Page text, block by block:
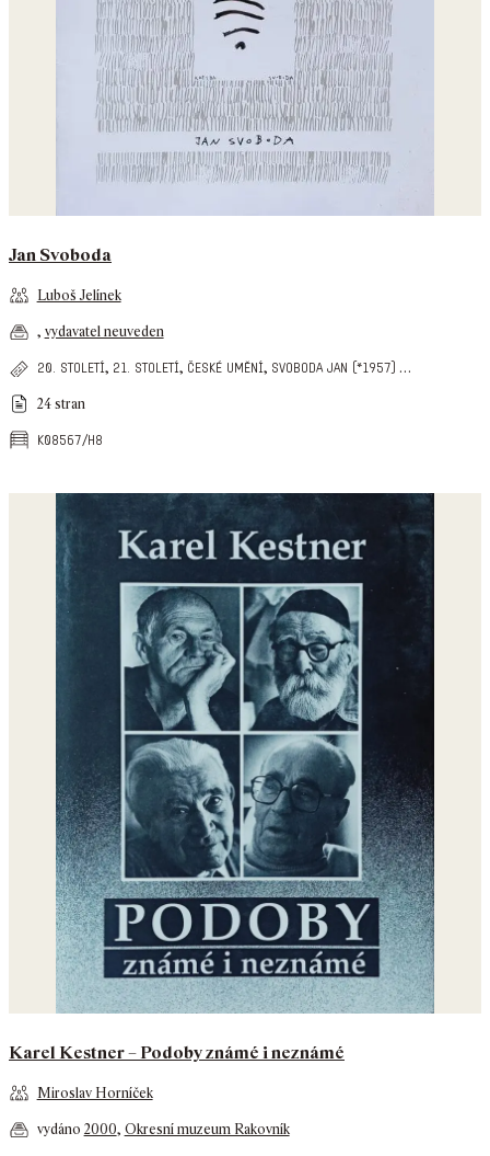
Jan Svoboda
Luboš Jelínek
, vydavatel neuveden
20. století, 21. století, české umění, svoboda jan (*1957) …
24 stran
k08567/h8
Karel Kestner – Podoby známé i neznámé
Miroslav Horníček
vydáno 2000, Okresní muzeum Rakovník